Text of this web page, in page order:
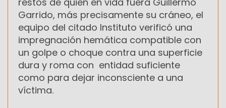
Garrido, más precisamente su cráneo, el
equipo del citado Instituto verificó una
impregnación hemática compatible con
un golpe o choque contra una superficie
dura y roma con entidad suficiente
como para dejar inconsciente a una
víctima.